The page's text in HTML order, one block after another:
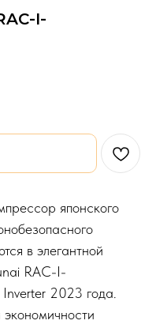
I-
японского
в элегантной
RAC-I-
2023 года.